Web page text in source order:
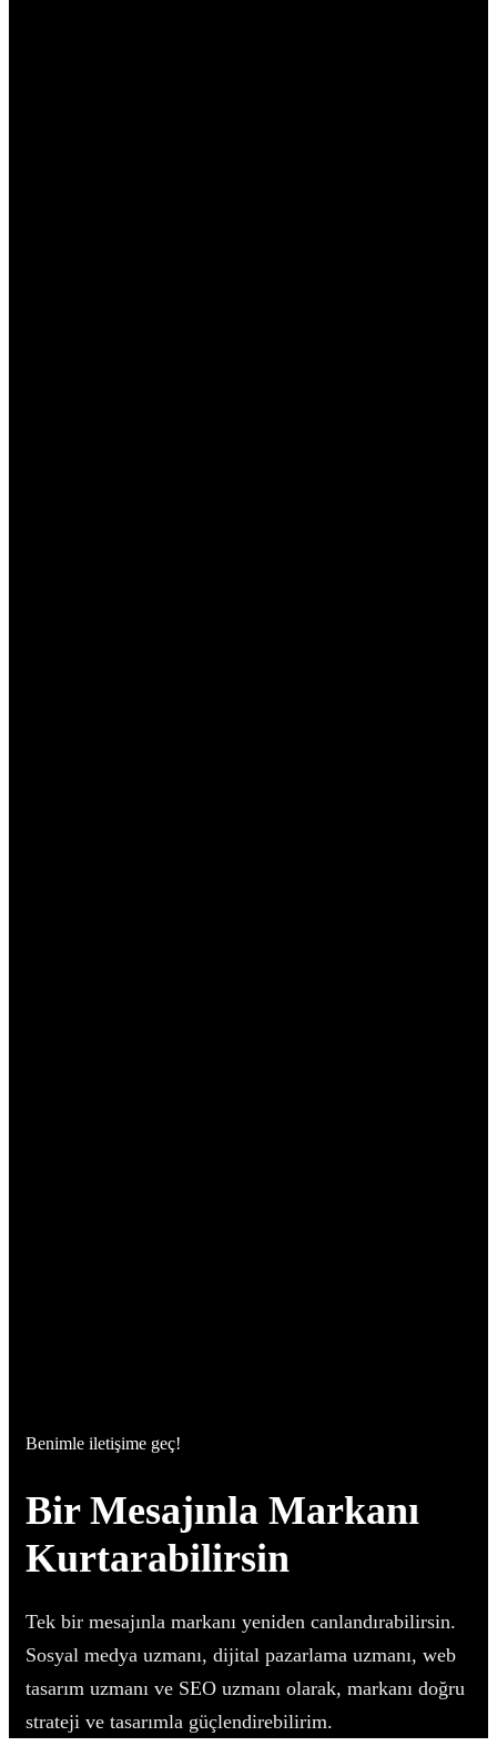
Benimle iletişime geç!
Bir Mesajınla Markanı
Kurtarabilirsin
Tek bir mesajınla markanı yeniden canlandırabilirsin.
Sosyal medya uzmanı, dijital pazarlama uzmanı, web
tasarım uzmanı ve SEO uzmanı olarak, markanı doğru
strateji ve tasarımla güçlendirebilirim.